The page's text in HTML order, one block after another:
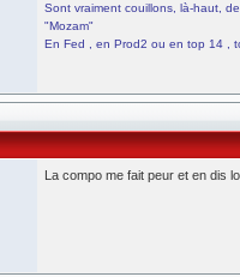
Sont vraiment couillons, là-haut,
"Mozam"
En Fed , en Prod2 ou en top 14 ,
La compo me fait peur et en dis